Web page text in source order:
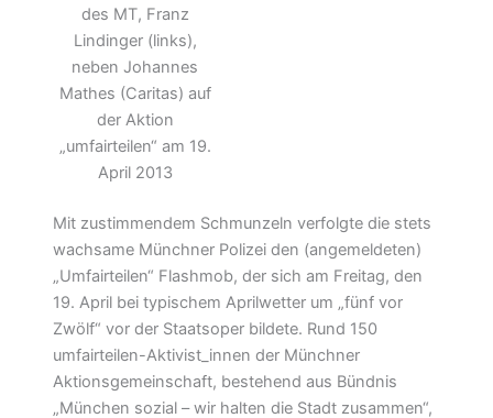
des MT, Franz
Lindinger (links),
neben Johannes
Mathes (Caritas) auf
der Aktion
„umfairteilen“ am 19.
April 2013
Mit zustimmendem Schmunzeln verfolgte die stets
wachsame Münchner Polizei den (angemeldeten)
„Umfairteilen“ Flashmob, der sich am Freitag, den
19. April bei typischem Aprilwetter um „fünf vor
Zwölf“ vor der Staatsoper bildete. Rund 150
umfairteilen-Aktivist_innen der Münchner
Aktionsgemeinschaft, bestehend aus Bündnis
„München sozial – wir halten die Stadt zusammen“,